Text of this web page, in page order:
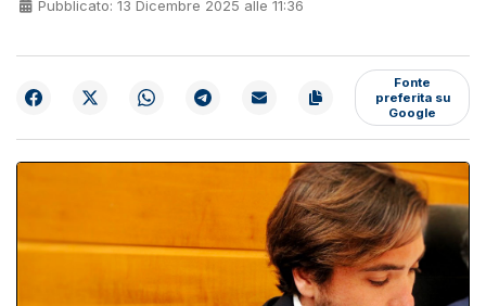
Pubblicato: 13 Dicembre 2025 alle 11:36
Fonte
preferita su
Google